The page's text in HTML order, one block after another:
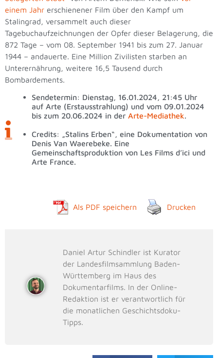
einem Jahr erschienener Film über den Kampf um
Stalingrad, versammelt auch dieser
Tagebuchaufzeichnungen der Opfer dieser Belagerung, die
872 Tage – vom 08. September 1941 bis zum 27. Januar
1944 – andauerte. Eine Million Zivilisten starben an
Unterernährung, weitere 16,5 Tausend durch
Bombardements.
Sendetermin: Dienstag, 16.01.2024, 21:45 Uhr
auf Arte (Erstausstrahlung) und vom 09.01.2024
bis zum 20.06.2024 in der Arte-Mediathek.
Credits: „Stalins Erben“, eine Dokumentation von
Denis Van Waerebeke. Eine
Gemeinschaftsproduktion von Les Films d’ici und
Arte France.
Als PDF speichern Drucken
Daniel Artur Schindler ist Kurator
der Landesfilmsammlung Baden-
Württemberg im Haus des
Dokumentarfilms. In der Online-
Redaktion ist er verantwortlich für
die monatlichen Geschichtsdoku-
Tipps.